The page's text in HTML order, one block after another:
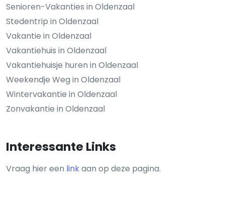
Senioren-Vakanties in Oldenzaal
Stedentrip in Oldenzaal
Vakantie in Oldenzaal
Vakantiehuis in Oldenzaal
Vakantiehuisje huren in Oldenzaal
Weekendje Weg in Oldenzaal
Wintervakantie in Oldenzaal
Zonvakantie in Oldenzaal
Interessante Links
Vraag hier een linkaan op deze pagina.